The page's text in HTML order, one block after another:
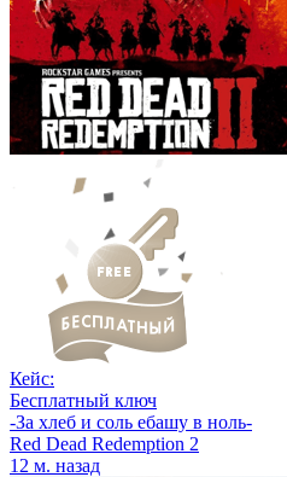
Кейс:
Бесплатный ключ
-За хлеб и соль ебашу в ноль-
Red Dead Redemption 2
12 м. назад